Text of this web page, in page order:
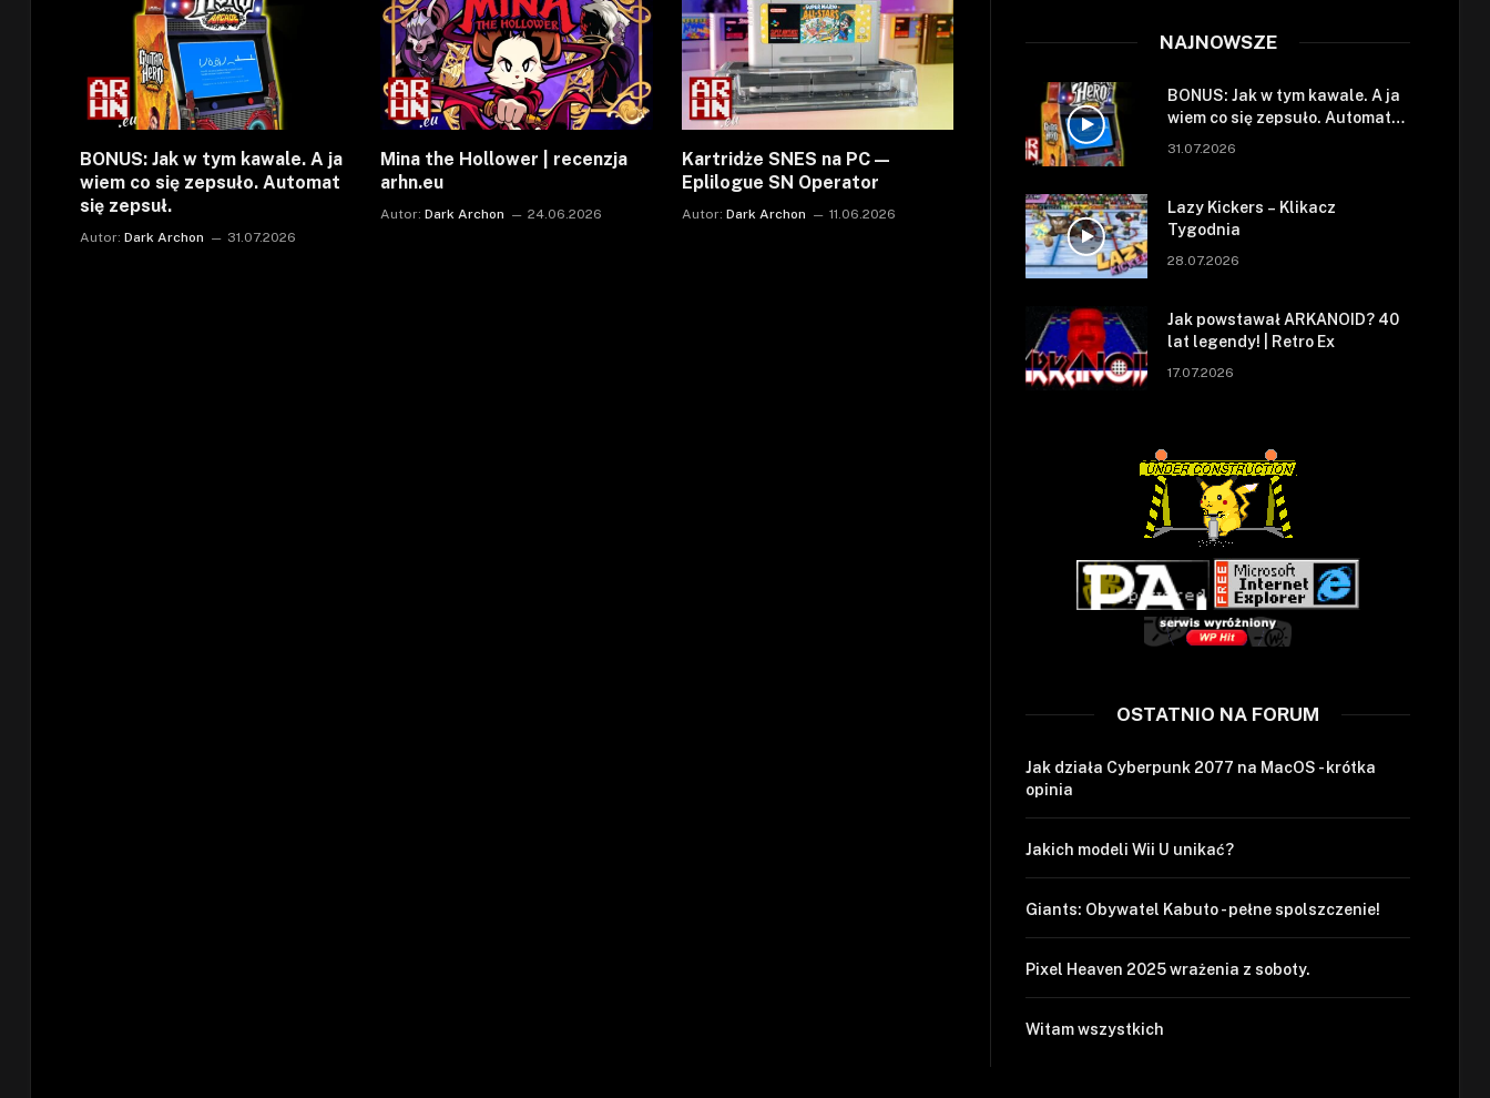
BONUS: Jak w tym kawale. A ja
wiem co się zepsuło. Automat
się zepsuł.
Autor: Dark Archon 31.07.2026
Mina the Hollower | recenzja
arhn.eu
Autor: Dark Archon 24.06.2026
Kartridże SNES na PC —
Eplilogue SN Operator
Autor: Dark Archon 11.06.2026
NAJNOWSZE
BONUS: Jak w tym kawale. A ja
wiem co się zepsuło. Automat
się zepsuł.
31.07.2026
Lazy Kickers – Klikacz
Tygodnia
28.07.2026
Jak powstawał ARKANOID? 40
lat legendy! | Retro Ex
17.07.2026
OSTATNIO NA FORUM
Jak działa Cyberpunk 2077 na MacOS - krótka
opinia
Jakich modeli Wii U unikać?
Giants: Obywatel Kabuto - pełne spolszczenie!
Pixel Heaven 2025 wrażenia z soboty.
Witam wszystkich